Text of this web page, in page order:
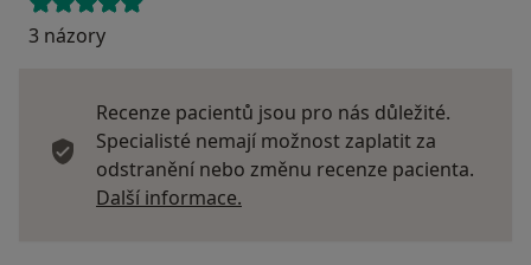
3 názory
Recenze pacientů jsou pro nás důležité.
Specialisté nemají možnost zaplatit za
odstranění nebo změnu recenze pacienta.
Další informace.